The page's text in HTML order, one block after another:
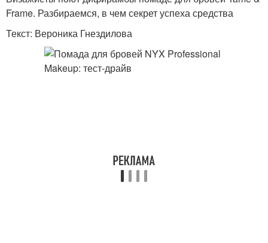
Frame. Разбираемся, в чем секрет успеха средства
Текст: Вероника Гнездилова